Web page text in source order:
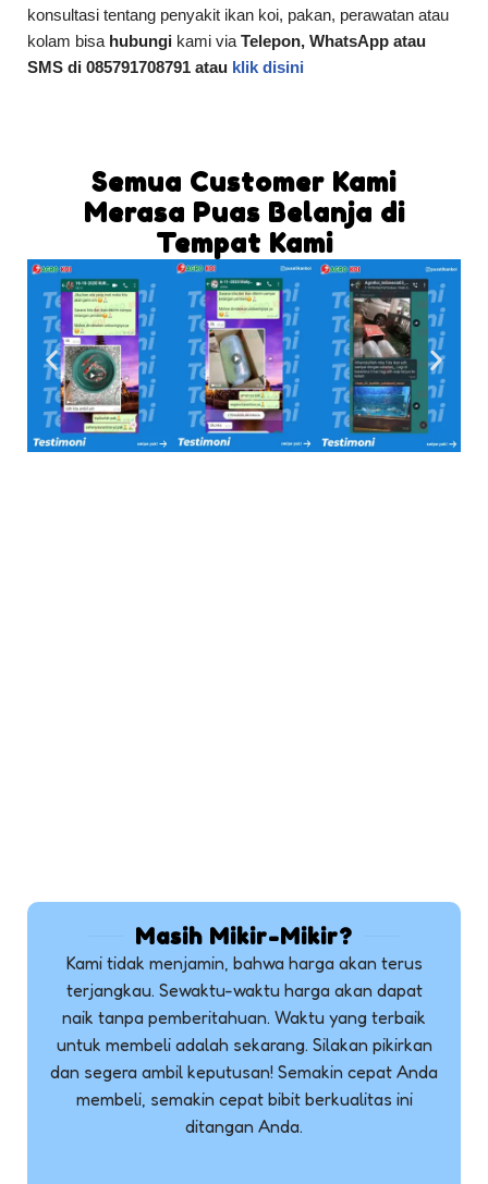
konsultasi tentang penyakit ikan koi, pakan, perawatan atau
kolam bisa hubungi kami viaTelepon, WhatsApp atau
SMS di 085791708791 atau klik disini
Semua Customer Kami
Merasa Puas Belanja di
Tempat Kami
Masih Mikir-Mikir?
Kami tidak menjamin, bahwa harga akan terus
terjangkau. Sewaktu-waktu harga akan dapat
naik tanpa pemberitahuan. Waktu yang terbaik
untuk membeli adalah sekarang. Silakan pikirkan
dan segera ambil keputusan! Semakin cepat Anda
membeli, semakin cepat bibit berkualitas ini
ditangan Anda.